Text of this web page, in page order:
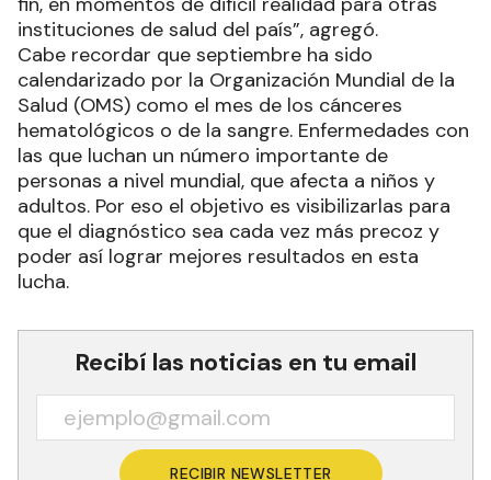
instituciones de salud del país”, agregó.
Cabe recordar que septiembre ha sido
calendarizado por la Organización Mundial de la
Salud (OMS) como el mes de los cánceres
hematológicos o de la sangre. Enfermedades con
las que luchan un número importante de
personas a nivel mundial, que afecta a niños y
adultos. Por eso el objetivo es visibilizarlas para
que el diagnóstico sea cada vez más precoz y
poder así lograr mejores resultados en esta
lucha.
Recibí las noticias en tu email
RECIBIR NEWSLETTER